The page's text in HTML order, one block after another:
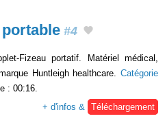
#4
Fizeau portatif. Matériel médical,
Huntleigh healthcare. Catégorie
: 00:16.
+ d'infos &
Téléchargement